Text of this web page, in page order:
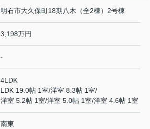
明石市大久保町18期八木（全2棟）2号棟
3,198万円
-
4LDK
LDK 19.0帖 1室/洋室 8.3帖 1室/
洋室 5.2帖 1室/洋室 5.0帖 1室/洋室 4.6帖 1室
南東